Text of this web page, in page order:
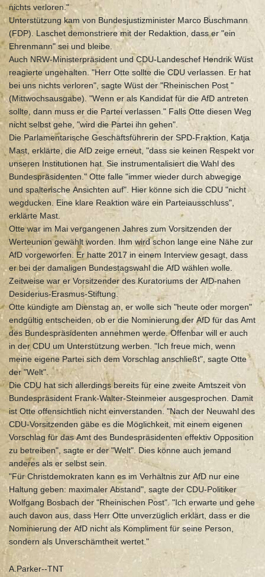
nichts verloren."
Unterstützung kam von Bundesjustizminister Marco Buschmann
(FDP). Laschet demonstriere mit der Redaktion, dass er "ein
Ehrenmann" sei und bleibe.
Auch NRW-Ministerpräsident und CDU-Landeschef Hendrik Wüst
reagierte ungehalten. "Herr Otte sollte die CDU verlassen. Er hat
bei uns nichts verloren", sagte Wüst der "Rheinischen Post "
(Mittwochsausgabe). "Wenn er als Kandidat für die AfD antreten
sollte, dann muss er die Partei verlassen." Falls Otte diesen Weg
nicht selbst gehe, "wird die Partei ihn gehen".
Die Parlamentarische Geschäftsführerin der SPD-Fraktion, Katja
Mast, erklärte, die AfD zeige erneut, "dass sie keinen Respekt vor
unseren Institutionen hat. Sie instrumentalisiert die Wahl des
Bundespräsidenten." Otte falle "immer wieder durch abwegige
und spalterische Ansichten auf". Hier könne sich die CDU "nicht
wegducken. Eine klare Reaktion wäre ein Parteiausschluss",
erklärte Mast.
Otte war im Mai vergangenen Jahres zum Vorsitzenden der
Werteunion gewählt worden. Ihm wird schon lange eine Nähe zur
AfD vorgeworfen. Er hatte 2017 in einem Interview gesagt, dass
er bei der damaligen Bundestagswahl die AfD wählen wolle.
Zeitweise war er Vorsitzender des Kuratoriums der AfD-nahen
Desiderius-Erasmus-Stiftung.
Otte kündigte am Dienstag an, er wolle sich "heute oder morgen"
endgültig entscheiden, ob er die Nominierung der AfD für das Amt
des Bundespräsidenten annehmen werde. Offenbar will er auch
in der CDU um Unterstützung werben. "Ich freue mich, wenn
meine eigene Partei sich dem Vorschlag anschließt", sagte Otte
der "Welt".
Die CDU hat sich allerdings bereits für eine zweite Amtszeit von
Bundespräsident Frank-Walter-Steinmeier ausgesprochen. Damit
ist Otte offensichtlich nicht einverstanden. "Nach der Neuwahl des
CDU-Vorsitzenden gäbe es die Möglichkeit, mit einem eigenen
Vorschlag für das Amt des Bundespräsidenten effektiv Opposition
zu betreiben", sagte er der "Welt". Dies könne auch jemand
anderes als er selbst sein.
"Für Christdemokraten kann es im Verhältnis zur AfD nur eine
Haltung geben: maximaler Abstand", sagte der CDU-Politiker
Wolfgang Bosbach der "Rheinischen Post". "Ich erwarte und gehe
auch davon aus, dass Herr Otte unverzüglich erklärt, dass er die
Nominierung der AfD nicht als Kompliment für seine Person,
sondern als Unverschämtheit wertet."
A.Parker--TNT